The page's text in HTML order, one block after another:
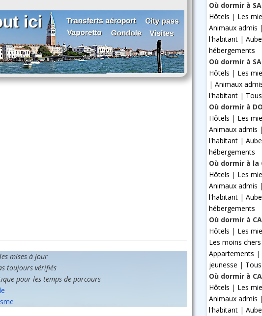
mises à jour
toujours vérifiés
pour les temps de parcours
Où dormir à
Hôtels | Les
Animaux admis |
l'habitant|
hébergements
Où dormir à
Hôtels | Les
| Animaux
l'habitant|
Où dormir à
Hôtels | Les
Animaux admis |
l'habitant|
hébergements
Où dormir à la
Hôtels | Les
Animaux admis |
l'habitant|
hébergements
Où dormir à
Hôtels | Les
Les moins chers
Appartements |
jeunesse |
Où dormir à
Hôtels | Les
Animaux admis |
l'habitant|